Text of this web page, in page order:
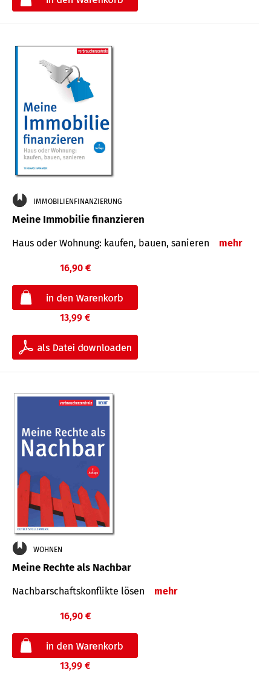
IMMOBILIENFINANZIERUNG
Meine Immobilie finanzieren
Haus oder Wohnung: kaufen, bauen, sanieren mehr
16,90 €
13,99 €
WOHNEN
Meine Rechte als Nachbar
Nach­bar­schafts­konflikte lösen mehr
16,90 €
13,99 €